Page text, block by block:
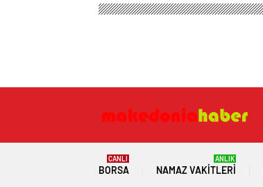
BORSA
CANLI
NAMAZ VAKITLERI
ANLIK